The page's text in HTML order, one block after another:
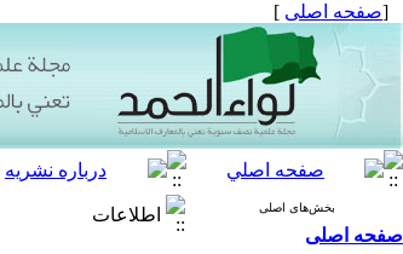
[صفحه اصلی ]
بخش‌های اصلی
صفحه اصلی
اطلاعات